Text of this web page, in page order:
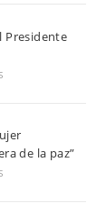
Presidente
de la paz”